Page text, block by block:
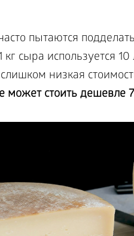
пытаются
кг сыра используется
низкая
может стоить дешевле